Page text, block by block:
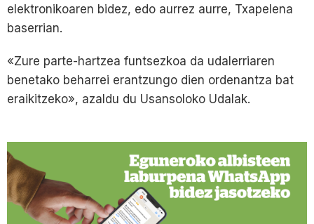
elektronikoaren bidez, edo aurrez aurre, Txapelena
baserrian.
«Zure parte-hartzea funtsezkoa da udalerriaren
benetako beharrei erantzungo dien ordenantza bat
eraikitzeko», azaldu du Usansoloko Udalak.